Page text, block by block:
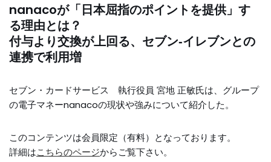
nanacoが「日本屈指のポイントを提供」す
る理由とは？
付与より交換が上回る、セブン‐イレブンとの
連携で利用増
セブン・カードサービス 執行役員 宮地 正敏氏は、グループ
の電子マネーnanacoの現状や強みについて紹介した。
このコンテンツは会員限定（有料）となっております。
詳細はこちらのページからご覧下さい。